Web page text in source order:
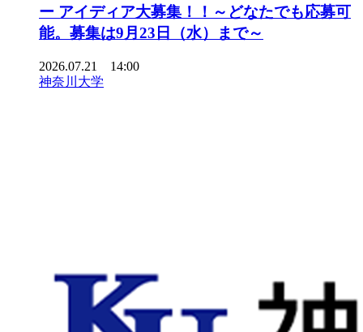
ー アイディア大募集！！～どなたでも応募可
能。募集は9月23日（水）まで～
2026.07.21 14:00
神奈川大学